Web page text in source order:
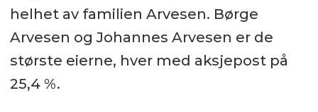
helhet av familien Arvesen. Børge
Arvesen og Johannes Arvesen er de
største eierne, hver med aksjepost på
25,4 %.